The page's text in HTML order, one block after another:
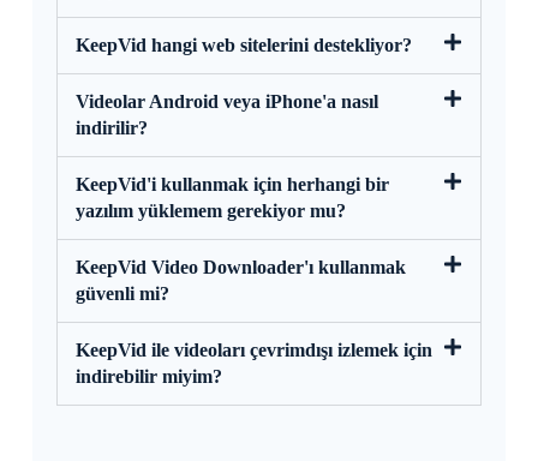
KeepVid hangi web sitelerini destekliyor?
Videolar Android veya iPhone'a nasıl
indirilir?
KeepVid'i kullanmak için herhangi bir
yazılım yüklemem gerekiyor mu?
KeepVid Video Downloader'ı kullanmak
güvenli mi?
KeepVid ile videoları çevrimdışı izlemek için
indirebilir miyim?